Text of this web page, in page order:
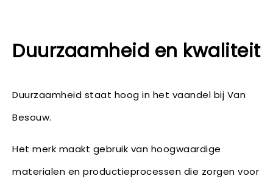
Duurzaamheid en kwaliteit
Duurzaamheid staat hoog in het vaandel bij Van
Besouw.
Het merk maakt gebruik van hoogwaardige
materialen en productieprocessen die zorgen voor